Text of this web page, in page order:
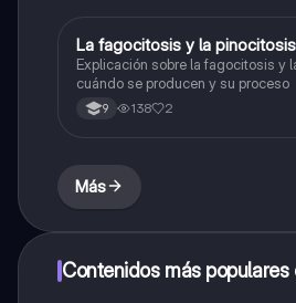
Biologia
La fagocitosis y la pinocitosis
Explicación sobre la fagocitosis y
cuándo se producen y su proceso
9 138 2
Más
Contenidos más populares